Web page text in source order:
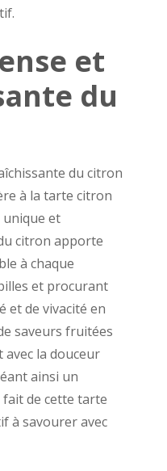
et
du
du citron
à la tarte citron
unique et
citron apporte
à chaque
et procurant
et de vivacité en
saveurs fruitées
la douceur
ainsi un
de cette tarte
à savourer avec